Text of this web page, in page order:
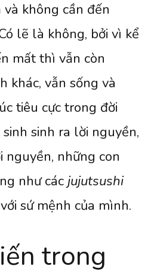
không cần đến
lẽ là không, bởi vì kể
mất thì vẫn còn
khác, vẫn sống và
tiêu cực trong đời
sinh ra lời nguyền,
những con
như các jujutsushi
sứ mệnh của mình.
trong